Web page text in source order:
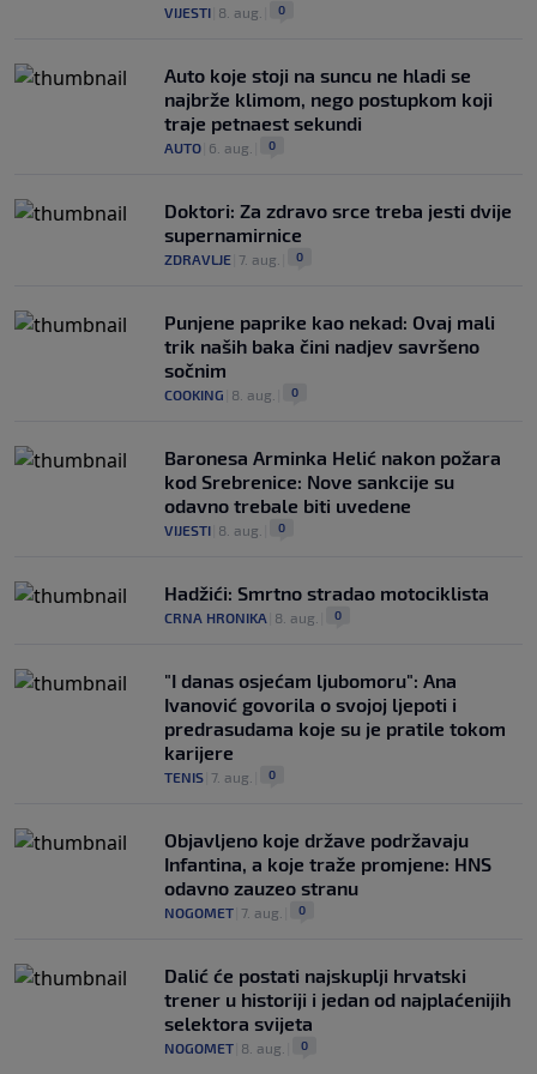
VIJESTI 8. aug. 0
Auto koje stoji na suncu ne hladi se
najbrže klimom, nego postupkom koji
traje petnaest sekundi
AUTO 6. aug. 0
Doktori: Za zdravo srce treba jesti dvije
supernamirnice
ZDRAVLJE 7. aug. 0
Punjene paprike kao nekad: Ovaj mali
trik naših baka čini nadjev savršeno
sočnim
COOKING 8. aug. 0
Baronesa Arminka Helić nakon požara
kod Srebrenice: Nove sankcije su
odavno trebale biti uvedene
VIJESTI 8. aug. 0
Hadžići: Smrtno stradao motociklista
CRNA HRONIKA 8. aug. 0
"I danas osjećam ljubomoru": Ana
Ivanović govorila o svojoj ljepoti i
predrasudama koje su je pratile tokom
karijere
TENIS 7. aug. 0
Objavljeno koje države podržavaju
Infantina, a koje traže promjene: HNS
odavno zauzeo stranu
NOGOMET 7. aug. 0
Dalić će postati najskuplji hrvatski
trener u historiji i jedan od najplaćenijih
selektora svijeta
NOGOMET 8. aug. 0